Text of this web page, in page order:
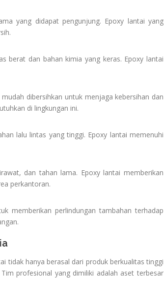
yang didapat pengunjung. Epoxy lantai yang
berat dan bahan kimia yang keras. Epoxy lantai
dibersihkan untuk menjaga kebersihan dan
di lingkungan ini.
lalu lintas yang tinggi. Epoxy lantai memenuhi
dan tahan lama. Epoxy lantai memberikan
perkantoran.
memberikan perlindungan tambahan terhadap
tidak hanya berasal dari produk berkualitas tinggi
profesional yang dimiliki adalah aset terbesar